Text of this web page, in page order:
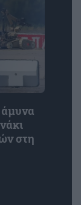
άμυνα
στη